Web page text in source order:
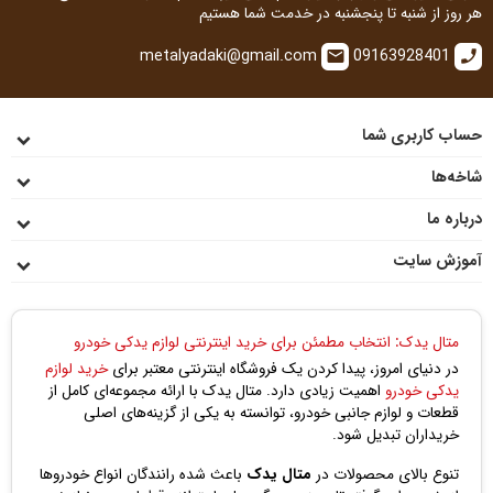
هر روز از شنبه تا پنجشنبه در خدمت شما هستیم
call
09163928401
email
حساب کاربری شما
شاخه‌ها
درباره ما
آموزش سایت
متال یدک: انتخاب مطمئن برای خرید اینترنتی لوازم یدکی خودرو
در دنیای امروز، پیدا کردن یک فروشگاه اینترنتی معتبر برایخرید لوازم
یدکی خودرو اهمیت زیادی دارد. متال یدک با ارائه مجموعه‌ای کامل از
قطعات و لوازم جانبی خودرو، توانسته به یکی از گزینه‌های اصلی
خریداران تبدیل شود.
تنوع بالای محصولات در متال یدک باعث شده رانندگان انواع خودروها